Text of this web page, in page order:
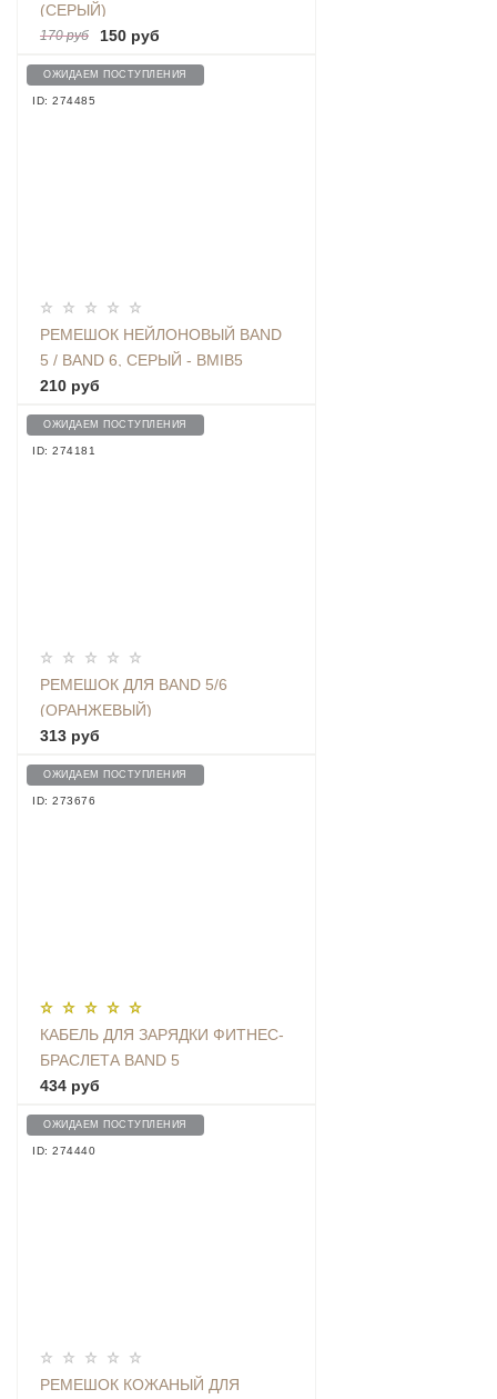
(СЕРЫЙ)
170 руб 150 руб
ОЖИДАЕМ ПОСТУПЛЕНИЯ
ID: 274485
РЕМЕШОК НЕЙЛОНОВЫЙ BAND
5 / BAND 6, СЕРЫЙ - BMIB5
NYLON GREY
210 руб
ОЖИДАЕМ ПОСТУПЛЕНИЯ
ID: 274181
РЕМЕШОК ДЛЯ BAND 5/6
(ОРАНЖЕВЫЙ)
313 руб
ОЖИДАЕМ ПОСТУПЛЕНИЯ
ID: 273676
КАБЕЛЬ ДЛЯ ЗАРЯДКИ ФИТНЕС-
БРАСЛЕТА BAND 5
434 руб
ОЖИДАЕМ ПОСТУПЛЕНИЯ
ID: 274440
РЕМЕШОК КОЖАНЫЙ ДЛЯ